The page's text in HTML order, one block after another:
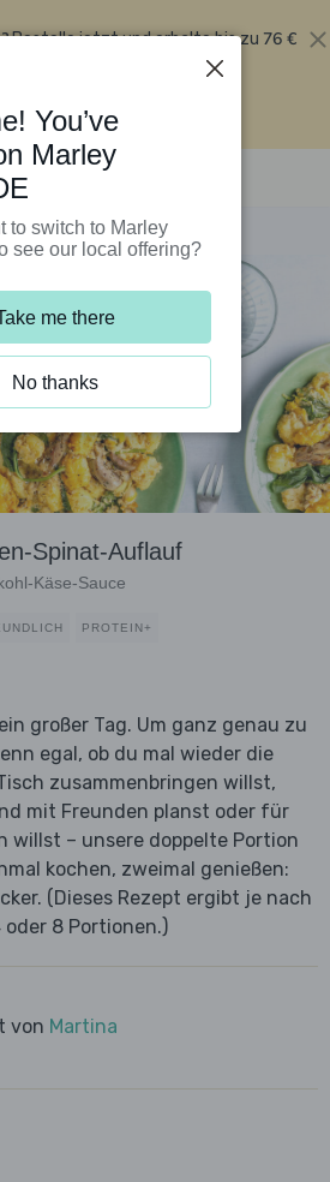
Bestelle jetzt und erhalte bis zu 76 €
ersten fünf Boxen
Spinat-Auflauf
Käse-Sauce
PROTEIN+
großer Tag. Um ganz genau zu
egal, ob du mal wieder die
zusammenbringen willst,
mit Freunden planst oder für
willst – unsere doppelte Portion
kochen, zweimal genießen:
(Dieses Rezept ergibt je nach
8 Portionen.)
von Martina
You’ve
Marley
to switch to Marley
see our local offering?
me there
No thanks